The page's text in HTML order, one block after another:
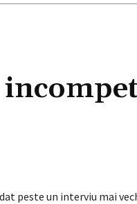
peste un interviu mai